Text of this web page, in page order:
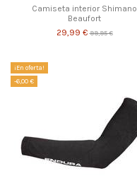
Camiseta interior Shimano
Beaufort
29,99 €99,95 €
¡En oferta!
-6,00 €